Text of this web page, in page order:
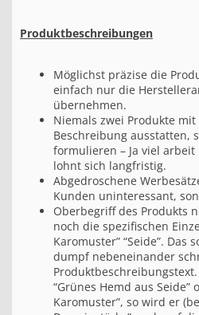
Produktbeschreibungen
Möglichst präzise die
einfach nur die
übernehmen.
Niemals zwei Produkte
Beschreibung ausstatten,
formulieren – Ja viel
lohnt sich langfristig.
Abgedroschene
Kunden uninteressant,
Oberbegriff des Produkts
noch die spezifischen
Karomuster” “Seide”.
dumpf nebeneinander
“Grünes Hemd aus Seide”
Karomuster”, so wird er